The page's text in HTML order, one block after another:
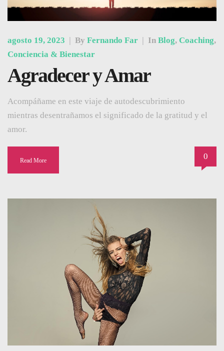
agosto 19, 2023 By Fernando Far In Blog, Coaching,
Conciencia & Bienestar
Agradecer y Amar
Acompáñame en este viaje de autodescubrimiento
mientras desentrañamos el significado de la gratitud y el
amor.
Read More 0